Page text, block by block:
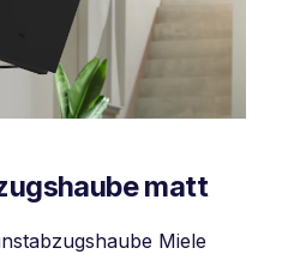
matt
Miele